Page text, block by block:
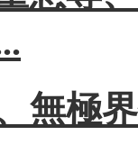
無極